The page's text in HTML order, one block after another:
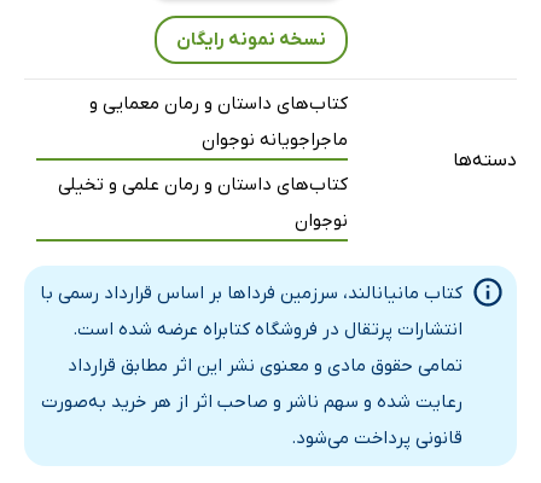
نسخه نمونه رایگان
دسته‌ها
کتاب‌های داستان و رمان معمایی و
ماجراجویانه نوجوان
کتاب‌های داستان و رمان علمی و تخیلی
نوجوان
کتاب مانیانالند، سرزمین فرداها بر اساس قرارداد رسمی با
انتشارات پرتقال در فروشگاه کتابراه عرضه شده است.
تمامی حقوق مادی و معنوی نشر این اثر مطابق قرارداد
رعایت شده و سهم ناشر و صاحب اثر از هر خرید به‌صورت
قانونی پرداخت می‌شود.